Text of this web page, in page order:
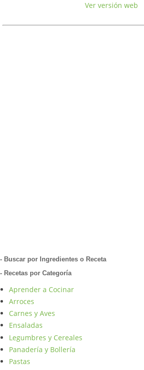
Ver versión web
- Buscar por Ingredientes o Receta
- Recetas por Categoría
Aprender a Cocinar
Arroces
Carnes y Aves
Ensaladas
Legumbres y Cereales
Panadería y Bollería
Pastas